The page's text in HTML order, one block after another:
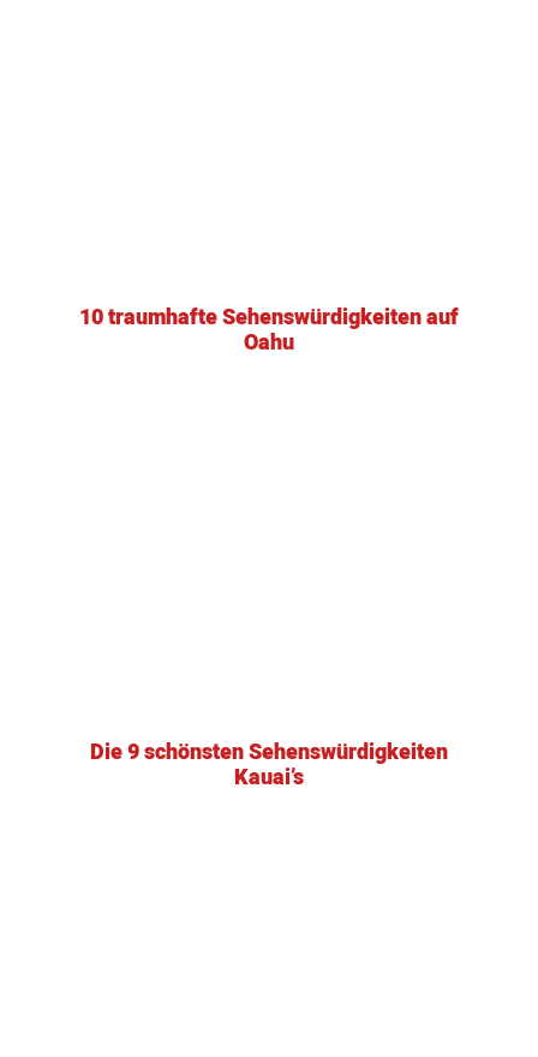
10 traumhafte Sehenswürdigkeiten auf
Oahu
Die 9 schönsten Sehenswürdigkeiten
Kauai’s